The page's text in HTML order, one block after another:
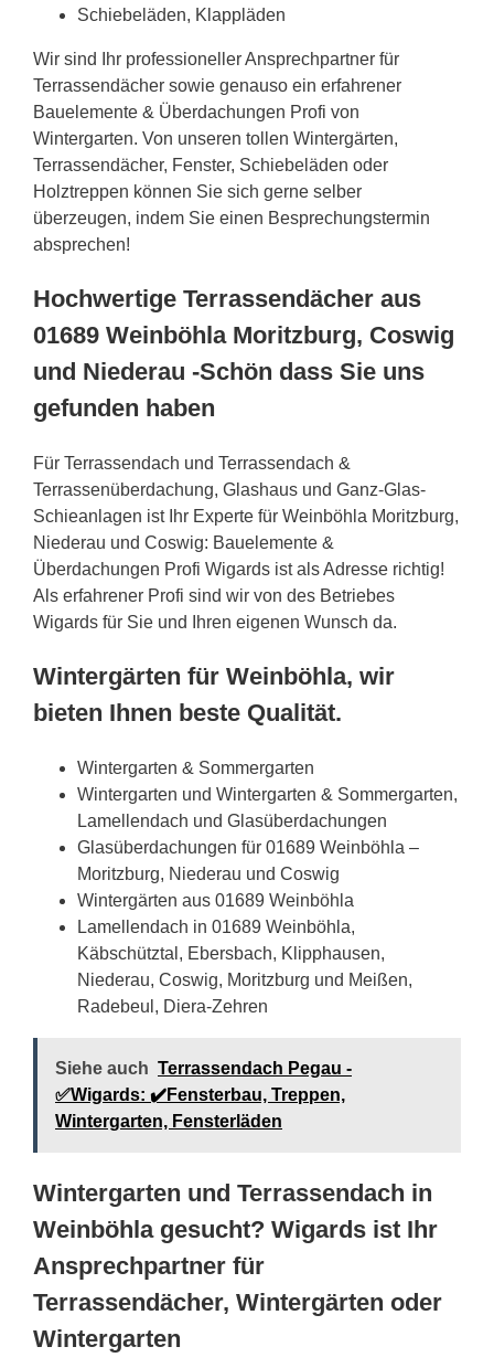
Schiebeläden, Klappläden
Wir sind Ihr professioneller Ansprechpartner für
Terrassendächer sowie genauso ein erfahrener
Bauelemente & Überdachungen Profi von
Wintergarten. Von unseren tollen Wintergärten,
Terrassendächer, Fenster, Schiebeläden oder
Holztreppen können Sie sich gerne selber
überzeugen, indem Sie einen Besprechungstermin
absprechen!
Hochwertige Terrassendächer aus
01689 Weinböhla Moritzburg, Coswig
und Niederau -Schön dass Sie uns
gefunden haben
Für Terrassendach und Terrassendach &
Terrassenüberdachung, Glashaus und Ganz-Glas-
Schieanlagen ist Ihr Experte für Weinböhla Moritzburg,
Niederau und Coswig: Bauelemente &
Überdachungen Profi Wigards ist als Adresse richtig!
Als erfahrener Profi sind wir von des Betriebes
Wigards für Sie und Ihren eigenen Wunsch da.
Wintergärten für Weinböhla, wir
bieten Ihnen beste Qualität.
Wintergarten & Sommergarten
Wintergarten und Wintergarten & Sommergarten,
Lamellendach und Glasüberdachungen
Glasüberdachungen für 01689 Weinböhla –
Moritzburg, Niederau und Coswig
Wintergärten aus 01689 Weinböhla
Lamellendach in 01689 Weinböhla,
Käbschütztal, Ebersbach, Klipphausen,
Niederau, Coswig, Moritzburg und Meißen,
Radebeul, Diera-Zehren
Siehe auch Terrassendach Pegau -
✅Wigards: ✔️Fensterbau, Treppen,
Wintergarten, Fensterläden
Wintergarten und Terrassendach in
Weinböhla gesucht? Wigards ist Ihr
Ansprechpartner für
Terrassendächer, Wintergärten oder
Wintergarten